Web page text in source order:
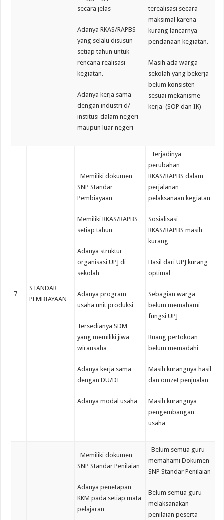
secara jelas
Adanya RKAS/RAPBS
yang selalu disusun
setiap tahun untuk
rencana realisasi
kegiatan.
Adanya kerja sama
dengan industri d/
institusi dalam negeri
maupun luar negeri
terealisasi secara
maksimal karena
kurang lancarnya
pendanaan kegiatan.
Masih ada warga
sekolah yang bekerja
belum konsisten
sesuai mekanisme
kerja (SOP dan IK)
7
STANDAR
PEMBIAYAAN
Memiliki dokumen
SNP Standar
Pembiayaan
Memiliki RKAS/RAPBS
setiap tahun
Adanya struktur
organisasi UPJ di
sekolah
Adanya program
usaha unit produksi
Tersedianya SDM
yang memiliki jiwa
wirausaha
Adanya kerja sama
dengan DU/DI
Adanya modal usaha
Terjadinya
perubahan
RKAS/RAPBS dalam
perjalanan
pelaksanaan kegiatan
Sosialisasi
RKAS/RAPBS masih
kurang
Hasil dari UPJ kurang
optimal
Sebagian warga
belum memahami
fungsi UPJ
Ruang pertokoan
belum memadahi
Masih kurangnya hasil
dan omzet penjualan
Masih kurangnya
pengembangan
usaha
Memiliki dokumen
SNP Standar Penilaian
Adanya penetapan
KKM pada setiap mata
pelajaran
Belum semua guru
memahami Dokumen
SNP Standar Penilaian
Belum semua guru
melaksanakan
penilaian peserta